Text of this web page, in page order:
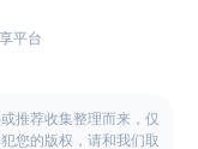
平台
推荐收集整理而来，仅
您的版权，请和我们取